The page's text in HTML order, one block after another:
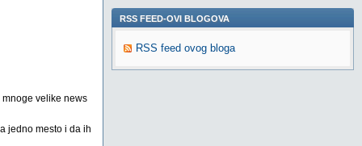
velike news
jedno mesto i da ih
RSS FEED-OVI BLOGOVA
RSS feed ovog bloga